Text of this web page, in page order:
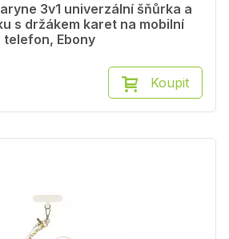
3v1 univerzální šňůrka a
s držákem karet na mobilní
telefon, Ebony
Koupit